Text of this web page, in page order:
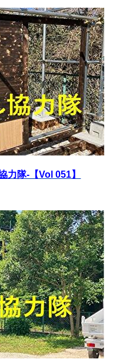
隊‐【Vol 051】